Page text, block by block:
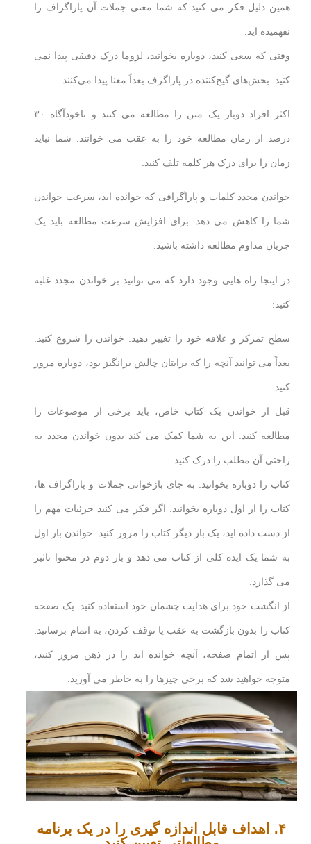
همین دلیل فکر می کنید که شما معنی جملات آن پاراگراف را
نفهمیده اید.
وقتی که سعی کنید، دوباره بخوانید، لزوما درک دقیقی پیدا نمی
کنید. بخش‌های گیج‌کننده در پاراگرف بعداً معنا پیدا می‌کنند.
اکثر افراد دوبار یک متن را مطالعه می کنند و ناخودآگاه ۳۰
درصد از زمان مطالعه خود را به عقب می خوانند. شما نباید
زمان را برای درک هر کلمه تلف کنید.
خواندن مجدد کلمات و پاراگرافی که خوانده اید، سرعت خواندن
شما را کاهش می دهد. برای افزایش سرعت مطالعه باید یک
جریان مداوم مطالعه داشته باشید.
در اینجا راه هایی وجود دارد که می توانید بر خواندن مجدد غلبه
کنید:
سطح تمرکز و علاقه خود را تغییر دهید. خواندن را شروع کنید.
بعداً می توانید آنچه را که برایتان چالش برانگیز بود، دوباره مرور
کنید.
قبل از خواندن یک کتاب خاص، باید برخی از موضوعات را
مطالعه کنید. این به شما کمک می کند بدون خواندن مجدد به
راحتی آن مطلب را درک کنید.
کتاب را دوباره بخوانید. به جای بازخوانی جملات و پاراگراف ها،
کتاب را از اول دوباره بخوانید. اگر فکر می کنید جزئیات مهم را
از دست داده اید، یک بار دیگر کتاب را مرور کنید. خواندن بار اول
به شما یک ایده کلی از کتاب می دهد و بار دوم در محتوا تاثیر
می گذارد.
از انگشت خود برای هدایت چشمان خود استفاده کنید. یک صفحه
کتاب را بدون بازگشت به عقب یا توقف کردن، به اتمام برسانید.
پس از اتمام صفحه، آنچه خوانده اید را در ذهن مرور کنید،
متوجه خواهید شد که برخی چیزها را به خاطر می آورید.
۴. اهداف قابل اندازه گیری را در یک برنامه